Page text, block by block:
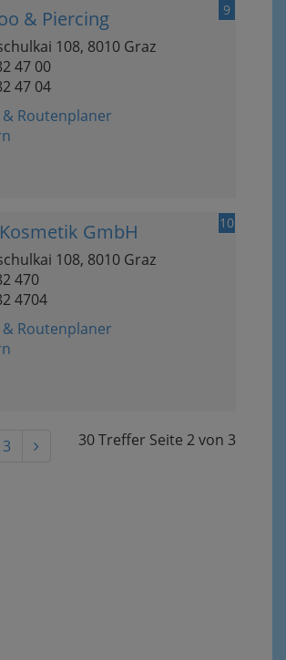
9
& Piercing
108, 8010 Graz
47 00
47 04
Routenplaner
10
GmbH
108, 8010 Graz
470
4704
Routenplaner
30 Treffer Seite 2von 3
3